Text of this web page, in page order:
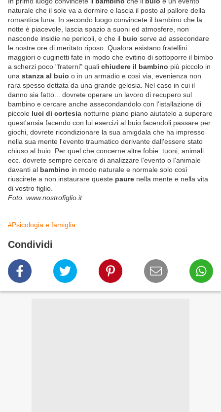
naturale che il sole va a dormire e lascia il posto al pallore della
romantica luna. In secondo luogo convincete il bambino che la
notte è piacevole, lascia spazio a suoni ed atmosfere, non
nasconde insidie ne pericoli, e che il buio serve ad assecondare
le nostre ore di meritato riposo. Qualora esistano fratellini
maggiori o cuginetti fate in modo che evitino di sottoporre il bimbo
a scherzi poco "fraterni" quali chiudere il bambino più piccolo in
una stanza al buio o in un armadio e così via, evenienza non
rara spesso dettata da una grande gelosia. Nel caso in cui il
danno sia fatto... dovrete operare un lavoro di recupero sul
bambino e cercare anche assecondandolo con l'istallazione di
piccole luci di cortesia notturne piano piano aiutatelo a superare
quest'ansia facendo con lui esercizi al buio facendoli passare per
giochi, dovrete ricondizionare la sua amigdala che ha impresso
nella sua mente l'evento traumatico derivante dall'essere stato
chiuso al buio. Per quel che concerne altre fobie: tuoni, animali
ecc. dovrete sempre cercare di analizzare l'evento o l'animale
davanti al bambino in modo naturale e normale solo così
riuscirete a non instaurare queste paure nella mente e nella vita
di vostro figlio.
Foto. www.nostrofiglio.it
#Psicologia e famiglia
Condividi